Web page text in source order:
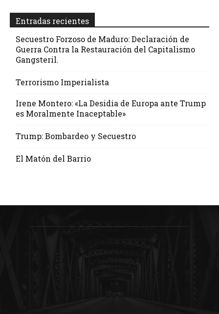
Entradas recientes
Secuestro Forzoso de Maduro: Declaración de
Guerra Contra la Restauración del Capitalismo
Gangsteril.
Terrorismo Imperialista
Irene Montero: «La Desidia de Europa ante Trump
es Moralmente Inaceptable»
Trump: Bombardeo y Secuestro
El Matón del Barrio